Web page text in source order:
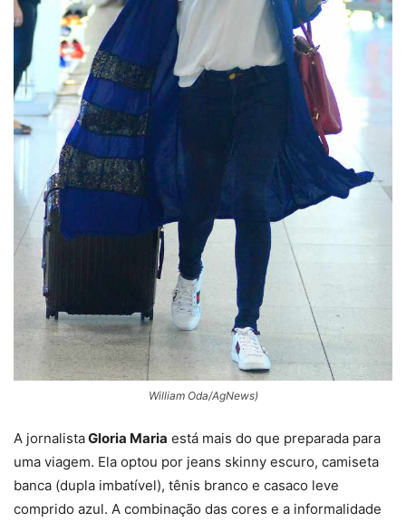
William Oda/AgNews)
A jornalistaGloria Maria está mais do que preparada para
uma viagem. Ela optou por jeans skinny escuro, camiseta
banca (dupla imbatível), tênis branco e casaco leve
comprido azul. A combinação das cores e a informalidade